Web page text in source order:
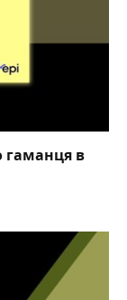
гаманця в